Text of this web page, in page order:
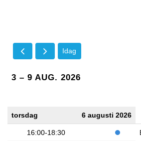
Idag
3 – 9 AUG. 2026
torsdag 6 augusti 2026
16:00-18:30